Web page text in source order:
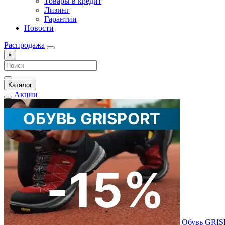
Лизинг
Гарантии
Новости
Распродажа
×
Каталог
Акции
Обувь